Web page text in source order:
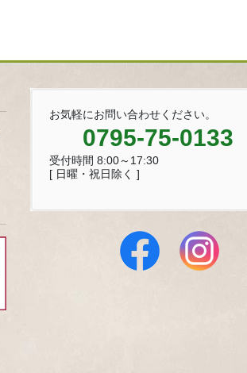
お気軽にお問い合わせください。
0795-75-0133
受付時間 8:00～17:30
[ 日曜・祝日除く ]